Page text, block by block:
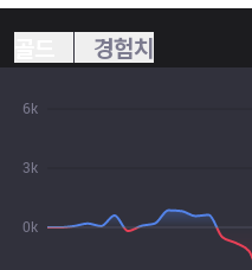
경험치
0k
3k
6k